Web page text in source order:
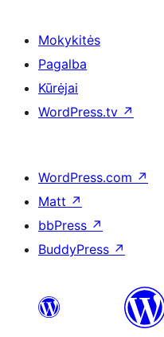
Mokykitės
Pagalba
Kūrėjai
WordPress.tv ↗
WordPress.com ↗
Matt ↗
bbPress ↗
BuddyPress ↗